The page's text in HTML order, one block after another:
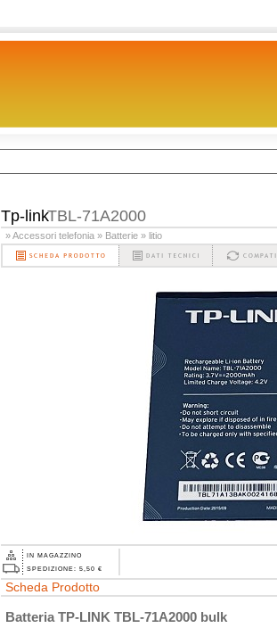
Tp-linkTBL-71A2000
» Accessori telefonia » Batterie » litio
IN MAGAZZINO
SPEDIZIONE: 5,50 €
Scheda Prodotto
Batteria TP-LINK TBL-71A2000 bulk